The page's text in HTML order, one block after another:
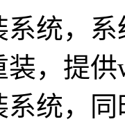
统，
，提
统，